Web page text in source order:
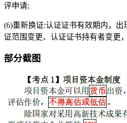
评申请;
(6)重新换证:认证证书有效期内，出
证范围变更、认证证书持有者变更
部分截图